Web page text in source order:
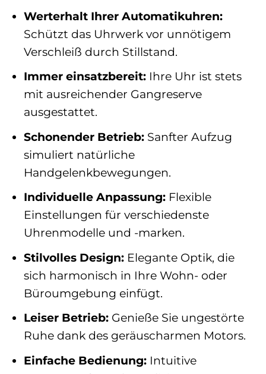
Werterhalt Ihrer Automatikuhren:
Schützt das Uhrwerk vor unnötigem
Verschleiß durch Stillstand.
Immer einsatzbereit:Ihre Uhr ist stets
mit ausreichender Gangreserve
ausgestattet.
Schonender Betrieb:Sanfter Aufzug
simuliert natürliche
Handgelenkbewegungen.
Individuelle Anpassung:Flexible
Einstellungen für verschiedenste
Uhrenmodelle und -marken.
Stilvolles Design:Elegante Optik, die
sich harmonisch in Ihre Wohn- oder
Büroumgebung einfügt.
Leiser Betrieb:Genieße Sie ungestörte
Ruhe dank des geräuscharmen Motors.
Einfache Bedienung:Intuitive